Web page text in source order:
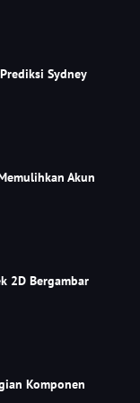
Sydney
Akun
2D Bergambar
Komponen